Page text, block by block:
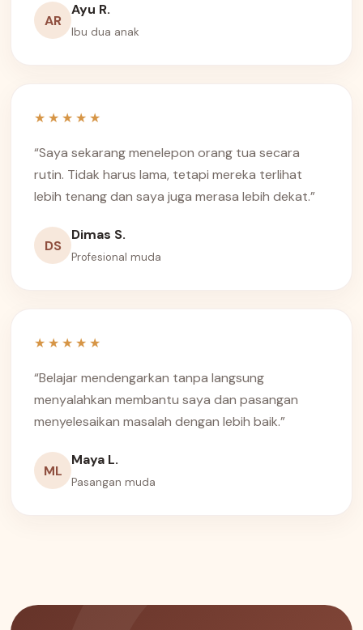
AR
Ayu R.
Ibu dua anak
★★★★★
“Saya sekarang menelepon orang tua secara
rutin. Tidak harus lama, tetapi mereka terlihat
lebih tenang dan saya juga merasa lebih dekat.”
DS
Dimas S.
Profesional muda
★★★★★
“Belajar mendengarkan tanpa langsung
menyalahkan membantu saya dan pasangan
menyelesaikan masalah dengan lebih baik.”
ML
Maya L.
Pasangan muda